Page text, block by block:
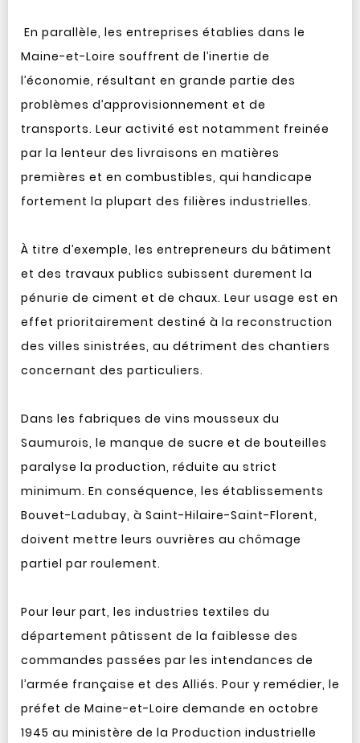
En parallèle, les entreprises établies dans le
Maine-et-Loire souffrent de l’inertie de
l’économie, résultant en grande partie des
problèmes d’approvisionnement et de
transports. Leur activité est notamment freinée
par la lenteur des livraisons en matières
premières et en combustibles, qui handicape
fortement la plupart des filières industrielles.
À titre d’exemple, les entrepreneurs du bâtiment
et des travaux publics subissent durement la
pénurie de ciment et de chaux. Leur usage est en
effet prioritairement destiné à la reconstruction
des villes sinistrées, au détriment des chantiers
concernant des particuliers.
Dans les fabriques de vins mousseux du
Saumurois, le manque de sucre et de bouteilles
paralyse la production, réduite au strict
minimum. En conséquence, les établissements
Bouvet-Ladubay, à Saint-Hilaire-Saint-Florent,
doivent mettre leurs ouvrières au chômage
partiel par roulement.
Pour leur part, les industries textiles du
département pâtissent de la faiblesse des
commandes passées par les intendances de
l’armée française et des Alliés. Pour y remédier, le
préfet de Maine-et-Loire demande en octobre
1945 au ministère de la Production industrielle